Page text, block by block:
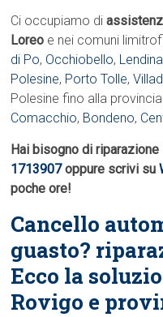
Ci occupiamo di
Loreo e nei comuni
di Po, Occhiobello,
Polesine, Porto Tolle,
Polesine fino alla
Comacchio, Bondeno,
Hai bisogno di
1713907oppure scrivi su
poche ore!
Cancello
guasto?
Ecco la
Rovigo e